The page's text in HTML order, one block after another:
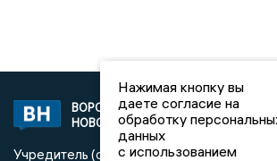
ВОРОНЕЖСКИЕ
НОВОСТИ
2019 ©
«Воронежские
Учредитель (соучредители): Общество с
Нажимая кнопку вы
даете согласие на
обработку
данных
с использованием